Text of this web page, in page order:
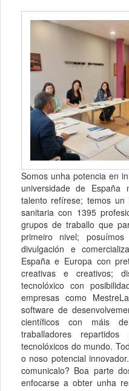
Somos unha potencia en
universidade de
talento refírese; temos un
sanitaria con 1395
grupos de traballo que
primeiro nivel;
divulgación e
España e Europa con
creativas e creativos;
tecnolóxico con
empresas como
software de
científicos con máis
traballadores
tecnolóxicos do mundo.
o noso potencial
comunicalo? Boa parte
enfocarse a obter unha